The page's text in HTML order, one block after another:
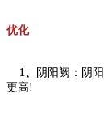
优化
1、
阴阳阙：阴
更高!